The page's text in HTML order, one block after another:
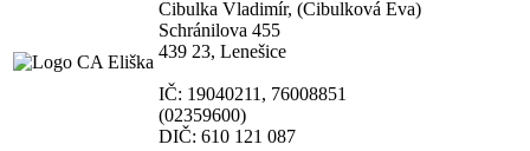
Cibulka Vladimír, (Cibulková Eva)
Schránilova 455
439 23, Lenešice
IČ: 19040211, 76008851
(02359600)
DIČ: 610 121 087